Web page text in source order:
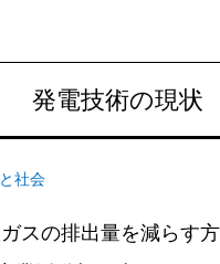
発電技術の現状
社会
スの排出量を減らす